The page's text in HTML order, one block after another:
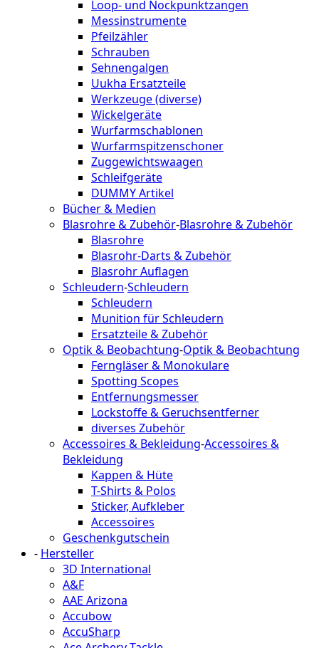
Loop- und Nockpunktzangen
Messinstrumente
Pfeilzähler
Schrauben
Sehnengalgen
Uukha Ersatzteile
Werkzeuge (diverse)
Wickelgeräte
Wurfarmschablonen
Wurfarmspitzenschoner
Zuggewichtswaagen
Schleifgeräte
DUMMY Artikel
Bücher & Medien
Blasrohre & Zubehör-Blasrohre & Zubehör
Blasrohre
Blasrohr-Darts & Zubehör
Blasrohr Auflagen
Schleudern-Schleudern
Schleudern
Munition für Schleudern
Ersatzteile & Zubehör
Optik & Beobachtung-Optik & Beobachtung
Ferngläser & Monokulare
Spotting Scopes
Entfernungsmesser
Lockstoffe & Geruchsentferner
diverses Zubehör
Accessoires & Bekleidung-Accessoires &
Bekleidung
Kappen & Hüte
T-Shirts & Polos
Sticker, Aufkleber
Accessoires
Geschenkgutschein
- Hersteller
3D International
A&F
AAE Arizona
Accubow
AccuSharp